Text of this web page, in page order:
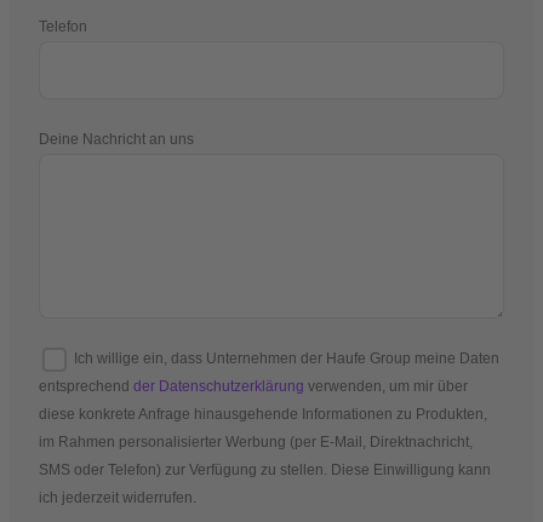
Telefon
Deine Nachricht an uns
Ich willige ein, dass Unternehmen der Haufe Group meine Daten
entsprechend der Datenschutzerklärung verwenden, um mir über
diese konkrete Anfrage hinausgehende Informationen zu Produkten,
im Rahmen personalisierter Werbung (per E-Mail, Direktnachricht,
SMS oder Telefon) zur Verfügung zu stellen. Diese Einwilligung kann
ich jederzeit widerrufen.